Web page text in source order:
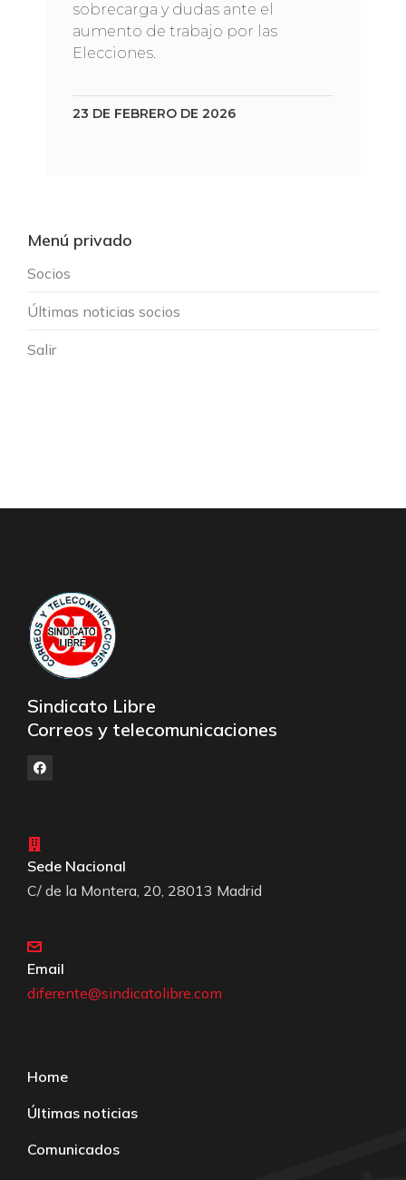
sobrecarga y dudas ante el
aumento de trabajo por las
Elecciones.
23 DE FEBRERO DE 2026
Menú privado
Socios
Últimas noticias socios
Salir
Sindicato Libre
Correos y telecomunicaciones
Sede Nacional
C/ de la Montera, 20, 28013 Madrid
Email
diferente@sindicatolibre.com
Home
Últimas noticias
Comunicados